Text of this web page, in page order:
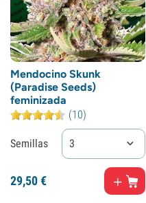
Mendocino Skunk
(Paradise Seeds)
feminizada
(10)
Semillas 3
29,50€